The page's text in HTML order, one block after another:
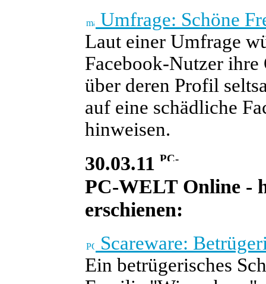
Umfrage: Schöne
Laut einer Umfrage
Facebook-Nutzer
über deren Profil
auf eine schädliche
hinweisen.
30.03.11
PC-WELT Online -
erschienen:
Scareware:
Ein betrügerisches